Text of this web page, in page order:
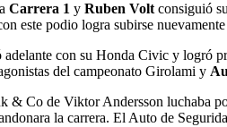
Carrera 1 y Ruben Volt consiguió
este podio logra subirse
adelante con su Honda Civic y logró
del campeonato Girolami y
Co de Viktor Andersson luchaba
la carrera. El Auto de